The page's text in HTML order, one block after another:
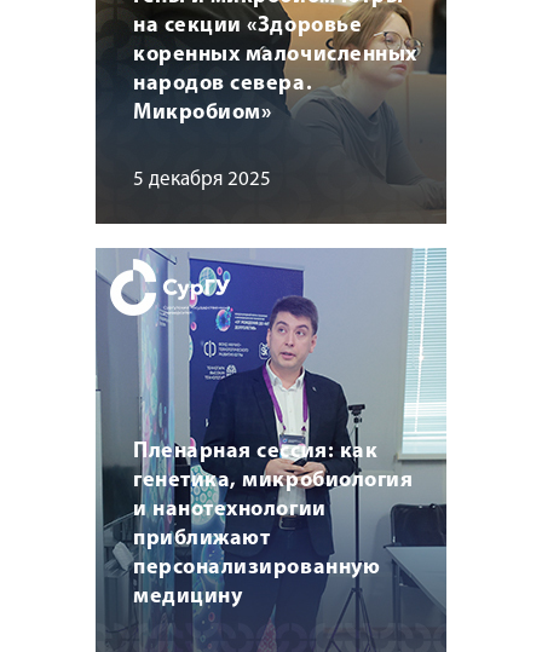
на секции «Здоровье
коренных малочисленных
народов севера.
Микробиом»
5 декабря 2025
Пленарная сессия: как
генетика, микробиология
и нанотехнологии
приближают
персонализированную
медицину